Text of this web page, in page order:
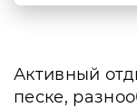
Активный
песке,